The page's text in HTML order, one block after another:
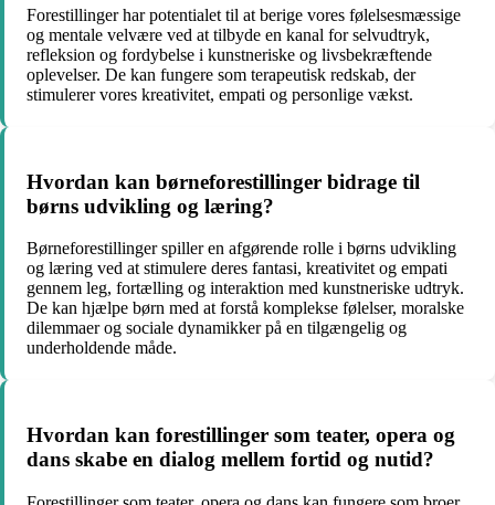
Forestillinger har potentialet til at berige vores følelsesmæssige
og mentale velvære ved at tilbyde en kanal for selvudtryk,
refleksion og fordybelse i kunstneriske og livsbekræftende
oplevelser. De kan fungere som terapeutisk redskab, der
stimulerer vores kreativitet, empati og personlige vækst.
Hvordan kan børneforestillinger bidrage til
børns udvikling og læring?
Børneforestillinger spiller en afgørende rolle i børns udvikling
og læring ved at stimulere deres fantasi, kreativitet og empati
gennem leg, fortælling og interaktion med kunstneriske udtryk.
De kan hjælpe børn med at forstå komplekse følelser, moralske
dilemmaer og sociale dynamikker på en tilgængelig og
underholdende måde.
Hvordan kan forestillinger som teater, opera og
dans skabe en dialog mellem fortid og nutid?